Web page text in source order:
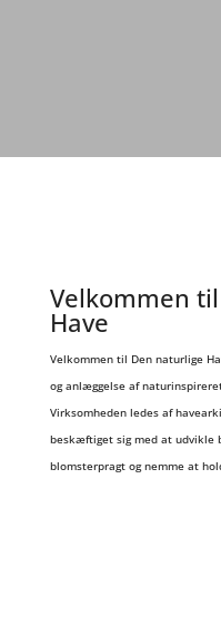
Velkommen
Have
Velkommen til Den naturlige
og anlæggelse af
Virksomheden ledes af
beskæftiget sig med at udvikle
blomsterpragt og nemme at